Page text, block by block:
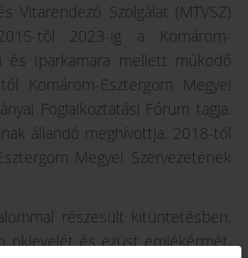
Vitarendező Szolgálat (MTVSZ)
től 2023-ig a Komárom-
és Iparkamara mellett működő
Komárom-Esztergom Megyei
Foglalkoztatási Fórum tagja.
állandó meghívottja. 2018-tól
Megyei Szervezetének
részesült kitüntetésben.
oklevelét és ezüst emlékérmét,